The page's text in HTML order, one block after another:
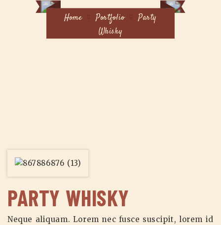
Home Portfolio
Party
Whisky
PARTY WHISKY
Neque aliquam. Lorem nec fusce suscipit, lorem id